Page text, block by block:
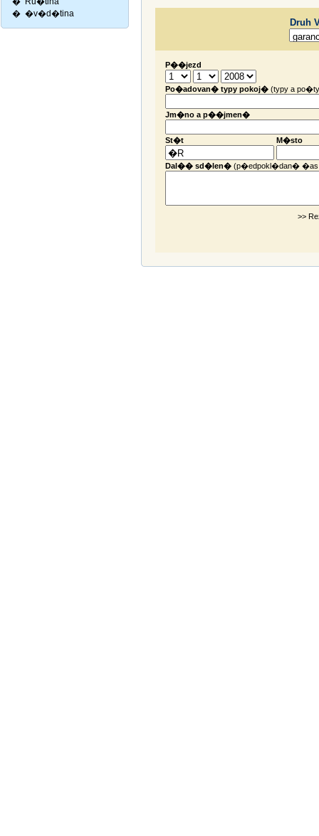
� �v�d�tina
Druh
P��jezd
Po�adovan� typy pokoj�(typy a
Jm�no a p��jmen�
St�t M�sto
Dal�� sd�len�(p�edpokl�dan�
>>